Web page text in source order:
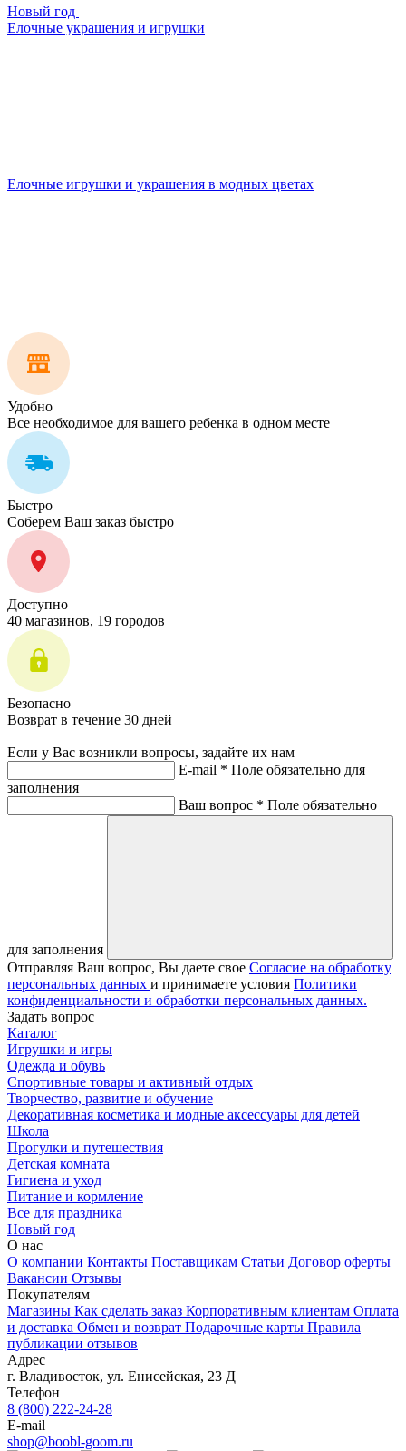
Новый год
Елочные украшения и игрушки
Елочные игрушки и украшения в модных цветах
Удобно
Все необходимое для вашего ребенка в одном месте
Быстро
Соберем Ваш заказ быстро
Доступно
40 магазинов, 19 городов
Безопасно
Возврат в течение 30 дней
Если у Вас возникли вопросы, задайте их нам
E-mail * Поле обязательно для
заполнения
Ваш вопрос * Поле обязательно
для заполнения
Отправляя Ваш вопрос, Вы даете свое Согласие на обработку
персональных данных и принимаете условия Политики
конфиденциальности и обработки персональных данных.
Задать вопрос
Каталог
Игрушки и игры
Одежда и обувь
Спортивные товары и активный отдых
Творчество, развитие и обучение
Декоративная косметика и модные аксессуары для детей
Школа
Прогулки и путешествия
Детская комната
Гигиена и уход
Питание и кормление
Все для праздника
Новый год
О нас
О компании Контакты Поставщикам Статьи Договор оферты
Вакансии Отзывы
Покупателям
Магазины Как сделать заказ Корпоративным клиентам Оплата
и доставка Обмен и возврат Подарочные карты Правила
публикации отзывов
Адрес
г. Владивосток, ул. Енисейская, 23 Д
Телефон
8 (800) 222-24-28
E-mail
shop@boobl-goom.ru